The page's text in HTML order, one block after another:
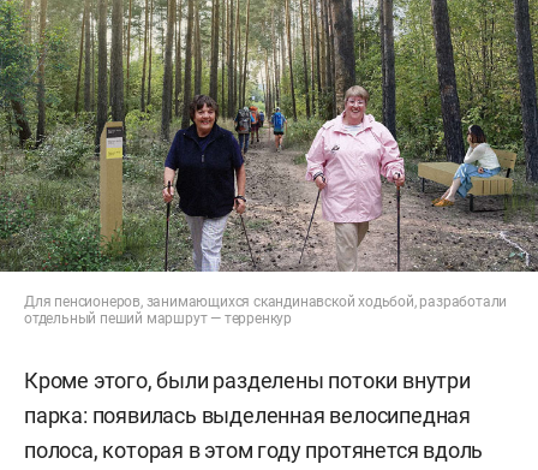
Для пенсионеров, занимающихся скандинавской ходьбой, разработали
отдельный пеший маршрут — терренкур
Кроме этого, были разделены потоки внутри
парка: появилась выделенная велосипедная
полоса, которая в этом году протянется вдоль